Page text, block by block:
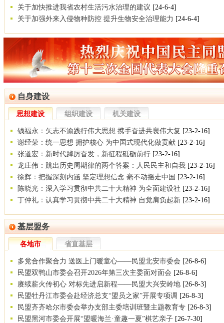
关于加快推进我省农村生活污水治理的建议 [24-6-4]
关于加强外来入侵物种防控 提升生物安全治理能力 [24-6-4]
自身建设
思想建设 组织建设 机关建设
钱福永：矢志不渝践行伟大思想 携手奋进共襄伟大复 [23-2-16]
谢经荣：统一思想 拥护核心 为中国式现代化做贡献 [23-2-16]
张道宏：新时代踔厉奋发，新征程砥砺前行 [23-2-16]
龙庄伟：跳出历史周期律的两个答案：人民民主和自我 [23-2-16]
徐辉：把握深刻内涵 坚定理想信念 毫不动摇走中国 [23-2-16]
陈晓光：深入学习贯彻中共二十大精神 为全面建设社 [23-2-16]
丁仲礼：认真学习贯彻中共二十大精神 自觉肩负起新 [23-2-16]
基层盟务
各地市 省直基层
多党合作聚合力 送医上门暖童心——民盟北安市委会 [26-8-6]
民盟双鸭山市委会召开2026年第三次主委面对面会 [26-8-6]
赓续薪火传初心 对标先进启新程——民盟大兴安岭地 [26-8-3]
民盟牡丹江市委会赴经济总支“盟员之家”开展专项调 [26-8-3]
民盟齐齐哈尔市委会举办支部主委培训班暨主题教育专 [26-8-3]
民盟黑河市委会开展“盟暖海兰·童趣一夏”棋艺亲子 [26-7-30]